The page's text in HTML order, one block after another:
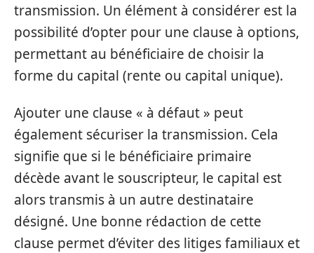
transmission. Un élément à considérer est la
possibilité d’opter pour une clause à options,
permettant au bénéficiaire de choisir la
forme du capital (rente ou capital unique).
Ajouter une clause « à défaut » peut
également sécuriser la transmission. Cela
signifie que si le bénéficiaire primaire
décède avant le souscripteur, le capital est
alors transmis à un autre destinataire
désigné. Une bonne rédaction de cette
clause permet d’éviter des litiges familiaux et